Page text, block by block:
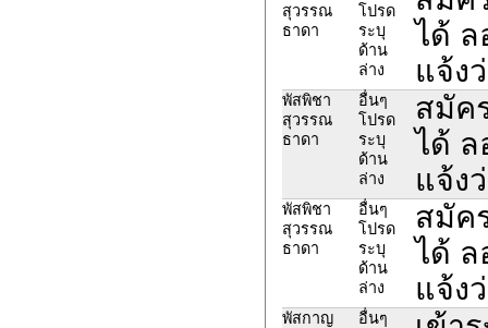
สุวรรณ
ธาดา
โปรด
ระบุ
ด้าน
ล่าง
ได้ ล
แจ้ง
พัสพิชา
สุวรรณ
ธาดา
อื่นๆ
โปรด
ระบุ
ด้าน
ล่าง
สมัค
ได้ ล
แจ้ง
พัสพิชา
สุวรรณ
ธาดา
อื่นๆ
โปรด
ระบุ
ด้าน
ล่าง
สมัค
ได้ ล
แจ้ง
พัสกาญ
อื่นๆ